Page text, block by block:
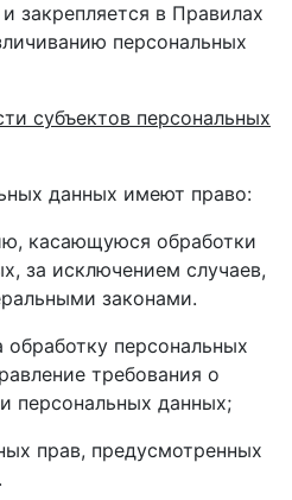
закрепляется в Правилах
персональных
субъектов персональных
данных имеют право:
касающуюся обработки
за исключением случаев,
законами.
персональных
требования о
персональных данных;
прав, предусмотренных